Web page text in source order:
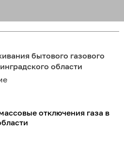
бытового газового
области
отключения газа в